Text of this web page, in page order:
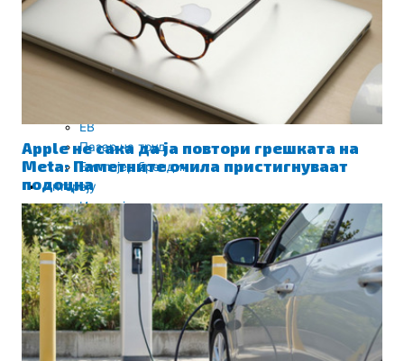
Deep Tech
Роботика
Уреди и гаџети
NFT
Кариера
EB
Пазар на труд
Емплојер брендинг
Интервју
Интервју
Видео
BIZBendovi
Apple не сака да ја повтори грешката на
Meta: Паметните очила пристигнуваат
подоцна